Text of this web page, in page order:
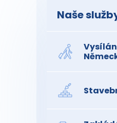
Naše